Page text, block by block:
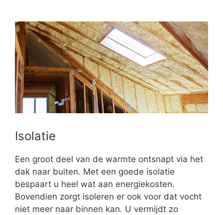
Isolatie
Een groot deel van de warmte ontsnapt via het
dak naar buiten. Met een goede isolatie
bespaart u heel wat aan energiekosten.
Bovendien zorgt isoleren er ook voor dat vocht
niet meer naar binnen kan. U vermijdt zo